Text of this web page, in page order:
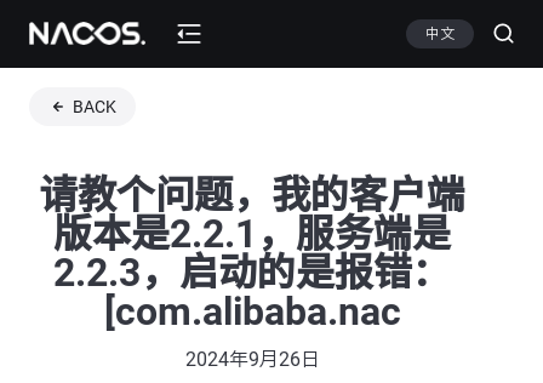
中文
BACK
请教个问题，我的客户端
版本是2.2.1，服务端是
2.2.3，启动的是报错：
[com.alibaba.nac
2024年9月26日